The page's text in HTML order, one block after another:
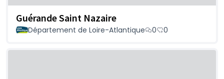
Guérande Saint Nazaire
Département de Loire-Atlantique 0 0